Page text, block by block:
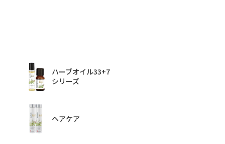
ハーブオイル33+7
シリーズ
ヘアケア